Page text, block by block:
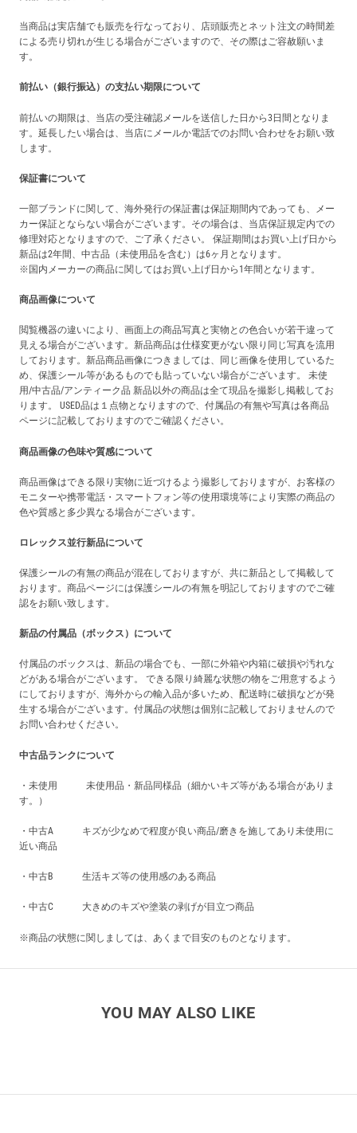
当商品は実店舗でも販売を行なっており、店頭販売とネット注文の時間差
による売り切れが生じる場合がございますので、その際はご容赦願いま
す。
前払い（銀行振込）の支払い期限について
前払いの期限は、当店の受注確認メールを送信した日から3日間となりま
す。延長したい場合は、当店にメールか電話でのお問い合わせをお願い致
します。
保証書について
一部ブランドに関して、海外発行の保証書は保証期間内であっても、メー
カー保証とならない場合がございます。その場合は、当店保証規定内での
修理対応となりますので、ご了承ください。 保証期間はお買い上げ日から
新品は2年間、中古品（未使用品を含む）は6ヶ月となります。
※国内メーカーの商品に関してはお買い上げ日から1年間となります。
商品画像について
閲覧機器の違いにより、画面上の商品写真と実物との色合いが若干違って
見える場合がございます。新品商品は仕様変更がない限り同じ写真を流用
しております。新品商品画像につきましては、同じ画像を使用しているた
め、保護シール等があるものでも貼っていない場合がございます。 未使
用/中古品/アンティーク品 新品以外の商品は全て現品を撮影し掲載してお
ります。 USED品は１点物となりますので、付属品の有無や写真は各商品
ページに記載しておりますのでご確認ください。
商品画像の色味や質感について
商品画像はできる限り実物に近づけるよう撮影しておりますが、お客様の
モニターや携帯電話・スマートフォン等の使用環境等により実際の商品の
色や質感と多少異なる場合がございます。
ロレックス並行新品について
保護シールの有無の商品が混在しておりますが、共に新品として掲載して
おります。商品ページには保護シールの有無を明記しておりますのでご確
認をお願い致します。
新品の付属品（ボックス）について
付属品のボックスは、新品の場合でも、一部に外箱や内箱に破損や汚れな
どがある場合がございます。 できる限り綺麗な状態の物をご用意するよう
にしておりますが、海外からの輸入品が多いため、配送時に破損などが発
生する場合がございます。付属品の状態は個別に記載しておりませんので
お問い合わせください。
中古品ランクについて
・未使用 未使用品・新品同様品（細かいキズ等がある場合がありま
す。）
・中古A キズが少なめで程度が良い商品/磨きを施してあり未使用に
近い商品
・中古B 生活キズ等の使用感のある商品
・中古C 大きめのキズや塗装の剥げが目立つ商品
※商品の状態に関しましては、あくまで目安のものとなります。
YOU MAY ALSO LIKE